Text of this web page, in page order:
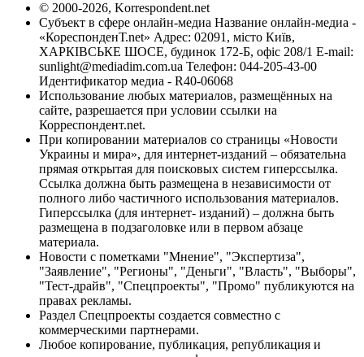
© 2000-2026, Korrespondent.net
Субъект в сфере онлайн-медиа Название онлайн-медиа -
«КореспонденТ.net» Адрес: 02091, місто Київ,
ХАРКІВСЬКЕ ШОСЕ, будинок 172-Б, офіс 208/1 E-mail:
sunlight@mediadim.com.ua Телефон: 044-205-43-00
Идентификатор медиа - R40-06068
Использование любых материалов, размещённых на
сайте, разрешается при условии ссылки на
Корреспондент.net.
При копировании материалов со страницы «Новости
Украины и мира», для интернет-изданий – обязательна
прямая открытая для поисковых систем гиперссылка.
Ссылка должна быть размещена в независимости от
полного либо частичного использования материалов.
Гиперссылка (для интернет- изданий) – должна быть
размещена в подзаголовке или в первом абзаце
материала.
Новости с пометками "Мнение", "Экспертиза",
"Заявление", "Регионы", "Деньги", "Власть", "Выборы",
"Тест-драйв", "Спецпроекты", "Промо" публикуются на
правах рекламы.
Раздел Спецпроекты создается совместно с
коммерческими партнерами.
Любое копирование, публикация, републикация и